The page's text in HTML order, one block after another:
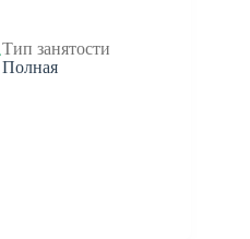
Тип занятости
Полная